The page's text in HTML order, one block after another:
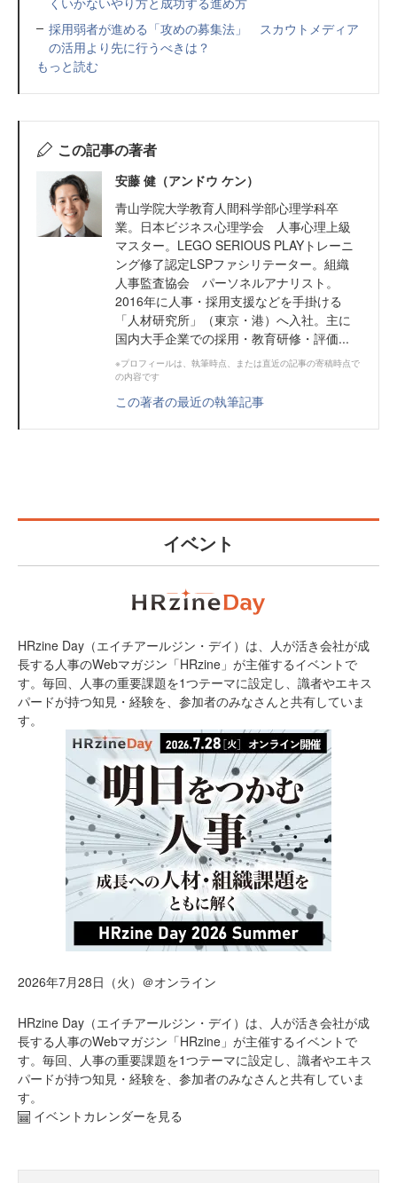
採用弱者が進める「攻めの募集法」 スカウトメディア
の活用より先に行うべきは？
もっと読む
この記事の著者
安藤 健（アンドウ ケン）
青山学院大学教育人間科学部心理学科卒
業。日本ビジネス心理学会 人事心理上級
マスター。LEGO SERIOUS PLAYトレーニ
ング修了認定LSPファシリテーター。組織
人事監査協会 パーソネルアナリスト。
2016年に人事・採用支援などを手掛ける
「人材研究所」（東京・港）へ入社。主に
国内大手企業での採用・教育研修・評価...
※プロフィールは、執筆時点、または直近の記事の寄稿時点で
の内容です
この著者の最近の執筆記事
イベント
HRzine Day（エイチアールジン・デイ）は、人が活き会社が成
長する人事のWebマガジン「HRzine」が主催するイベントで
す。毎回、人事の重要課題を1つテーマに設定し、識者やエキス
パードが持つ知見・経験を、参加者のみなさんと共有していま
す。
2026年7月28日（火）＠オンライン
HRzine Day（エイチアールジン・デイ）は、人が活き会社が成
長する人事のWebマガジン「HRzine」が主催するイベントで
す。毎回、人事の重要課題を1つテーマに設定し、識者やエキス
パードが持つ知見・経験を、参加者のみなさんと共有していま
す。
イベントカレンダーを見る